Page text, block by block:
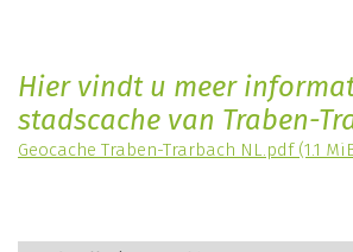
Hier vindt u meer
stadscache van Traben-
Geocache Traben-Trarbach NL.pdf (1.1